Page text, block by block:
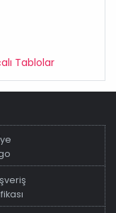
Tablolar